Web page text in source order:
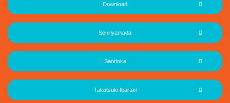
Download
Senriyamada
Senrioka
Takatsuki Ibaraki